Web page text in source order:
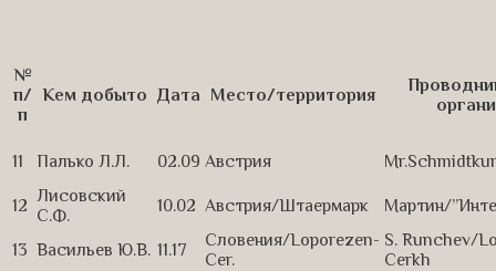
№
п/
п
Кем добыто Дата Место/территория
11 Палько Л.Л. 02.09 Австрия
12 Лисовский
С.Ф.
10.02 Австрия/Штаермарк Мартин/
13 Васильев Ю.В. 11.17
Словения/Loporezen-
Cer.
S. Runchev/
Cerkh